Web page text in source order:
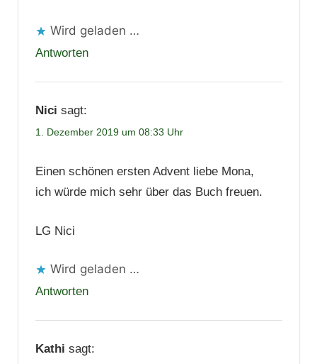
Wird geladen …
Antworten
Nici sagt:
1. Dezember 2019 um 08:33 Uhr
Einen schönen ersten Advent liebe Mona,
ich würde mich sehr über das Buch freuen.
LG Nici
Wird geladen …
Antworten
Kathi sagt: